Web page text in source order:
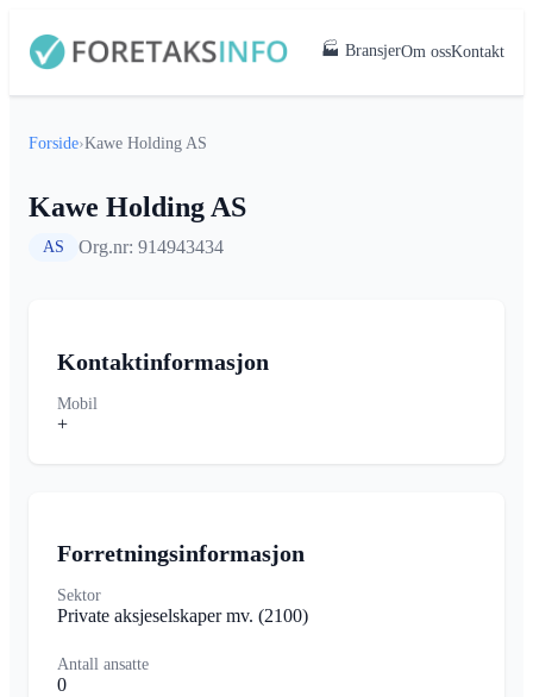
🏭 BransjerOm ossKontakt
Forside›Kawe Holding AS
Kawe Holding AS
AS Org.nr: 914943434
Kontaktinformasjon
Mobil
+
Forretningsinformasjon
Sektor
Private aksjeselskaper mv. (2100)
Antall ansatte
0